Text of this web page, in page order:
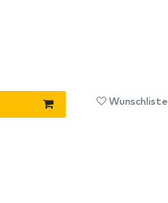
Wunschliste